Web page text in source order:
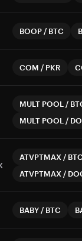
BOOP / BTC
COM / PKR
MULT POOL /
MULT POOL /
ATVPTMAX / BTC
ATVPTMAX /
BABY / BTC